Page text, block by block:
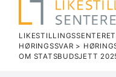
LIKESTILLINGSSENTERET
HØRINGSSVAR >
OM STATS­BUD­SJETT